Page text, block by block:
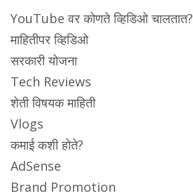
YouTube वर कोणते व्हिडिओ चालतात?
माहितीपर व्हिडिओ
सरकारी योजना
Tech Reviews
शेती विषयक माहिती
Vlogs
कमाई कशी होते?
AdSense
Brand Promotion